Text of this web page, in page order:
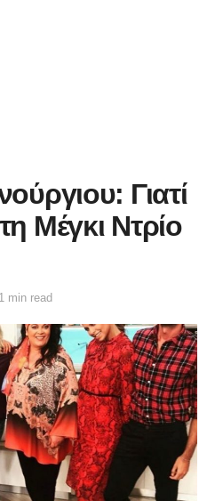
Γιατί
Μέγκι Ντρίο
min read